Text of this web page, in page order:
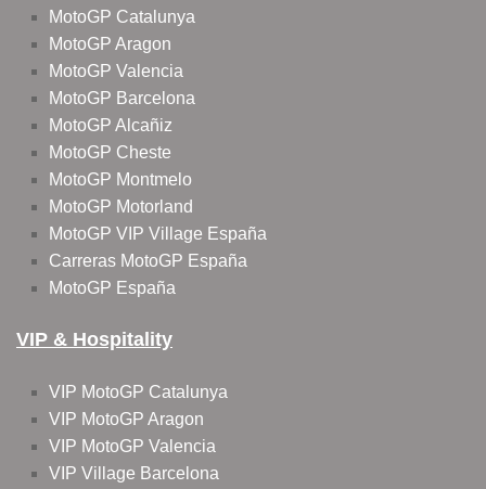
MotoGP Catalunya
MotoGP Aragon
MotoGP Valencia
MotoGP Barcelona
MotoGP Alcañiz
MotoGP Cheste
MotoGP Montmelo
MotoGP Motorland
MotoGP VIP Village España
Carreras MotoGP España
MotoGP España
VIP & Hospitality
VIP MotoGP Catalunya
VIP MotoGP Aragon
VIP MotoGP Valencia
VIP Village Barcelona